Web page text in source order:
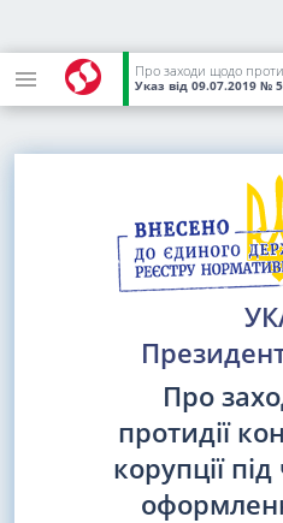
Указ від 09.07.2019 №
Про
протидії
корупції